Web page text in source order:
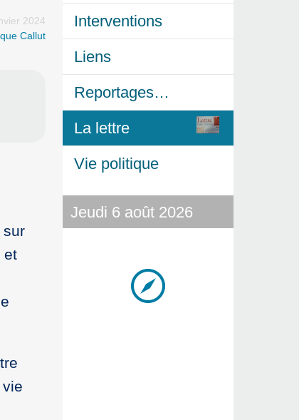
2024
Callut
sur
et
Interventions
Liens
Reportages…
La lettre
Vie politique
Jeudi 6 août 2026